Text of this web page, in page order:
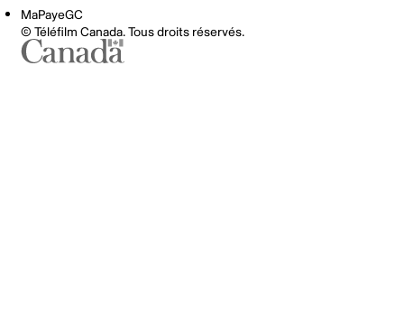
MaPayeGC
© Téléfilm Canada. Tous droits réservés.